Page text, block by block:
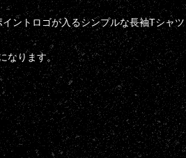
ントロゴが入るシンプルな長袖Tシャツ
なります。